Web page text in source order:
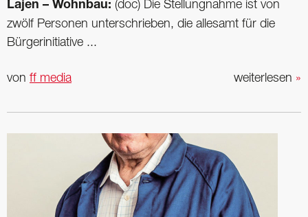
Lajen – Wohnbau: (doc) Die Stellungnahme ist von
zwölf Personen unterschrieben, die allesamt für die
Bürgerinitiative ...
weiterlesen »
von ff media